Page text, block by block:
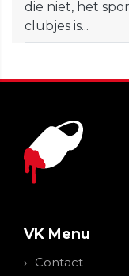
die niet, het
clubjes is...
VK Menu
Contact